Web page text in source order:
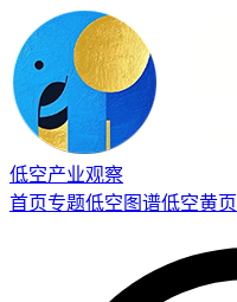
低空产业观察
首页专题低空图谱低空黄页